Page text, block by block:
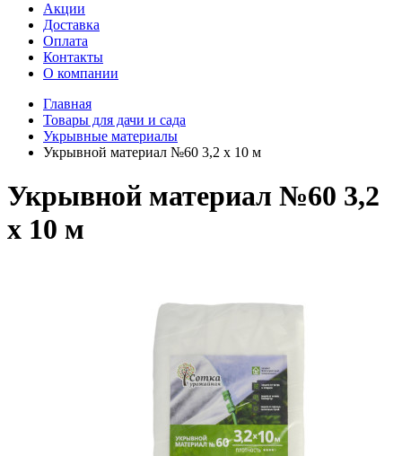
Акции
Доставка
Оплата
Контакты
О компании
Главная
Товары для дачи и сада
Укрывные материалы
Укрывной материал №60 3,2 х 10 м
Укрывной материал №60 3,2
х 10 м